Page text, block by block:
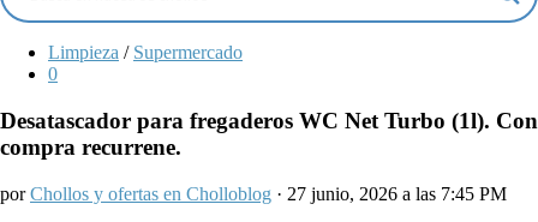
Limpieza / Supermercado
0
Desatascador para fregaderos WC Net Turbo (1l). Con
compra recurrene.
porChollos y ofertas en Cholloblog · 27 junio, 2026 a las 7:45 PM